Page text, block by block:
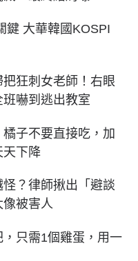
鍵 大華韓國KOSPI
把狂刺女老師！右眼
嚇到逃出教室
子不要直接吃，加
天下降
？律師揪出「避談
被害人
只需1個雞蛋，用一